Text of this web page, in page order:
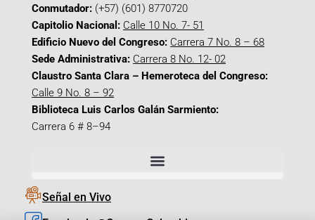
Conmutador: (+57) (601) 8770720
Capitolio Nacional: Calle 10 No. 7- 51
Edificio Nuevo del Congreso: Carrera 7 No. 8 – 68
Sede Administrativa: Carrera 8 No. 12- 02
Claustro Santa Clara – Hemeroteca del Congreso:
Calle 9 No. 8 – 92
Biblioteca Luis Carlos Galán Sarmiento:
Carrera 6 # 8–94
Señal en Vivo